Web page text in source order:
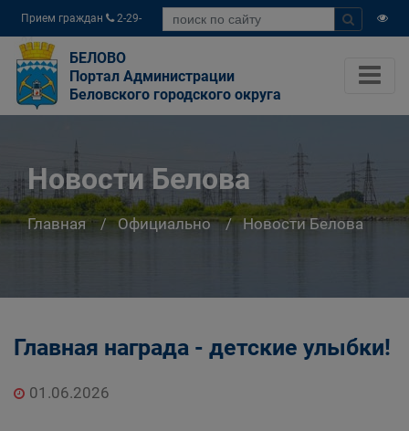
Прием граждан
2-29-
04
БЕЛОВО
Портал Администрации
Беловского городского округа
Новости Белова
Главная Официально Новости Белова
Главная награда - детские улыбки!
01.06.2026